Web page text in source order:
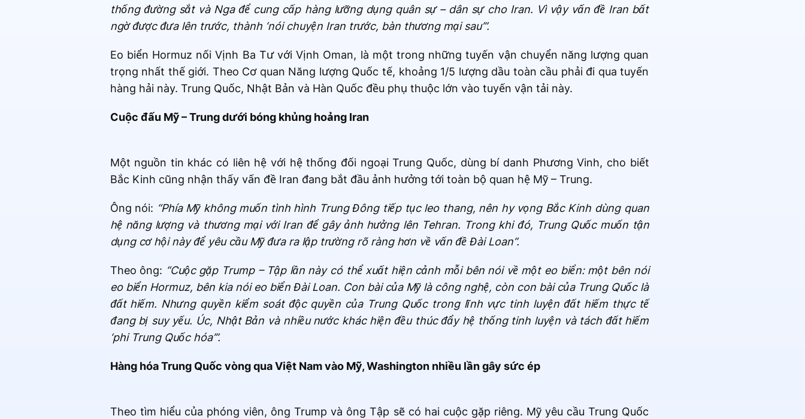
thống đường sắt và Nga để cung cấp hàng lưỡng dụng quân sự – dân sự cho Iran. Vì vậy vấn đề Iran bất
ngờ được đưa lên trước, thành ‘nói chuyện Iran trước, bàn thương mại sau’”.
Eo biển Hormuz nối Vịnh Ba Tư với Vịnh Oman, là một trong những tuyến vận chuyển năng lượng quan
trọng nhất thế giới. Theo Cơ quan Năng lượng Quốc tế, khoảng 1/5 lượng dầu toàn cầu phải đi qua tuyến
hàng hải này. Trung Quốc, Nhật Bản và Hàn Quốc đều phụ thuộc lớn vào tuyến vận tải này.
Cuộc đấu Mỹ – Trung dưới bóng khủng hoảng Iran
Một nguồn tin khác có liên hệ với hệ thống đối ngoại Trung Quốc, dùng bí danh Phương Vinh, cho biết
Bắc Kinh cũng nhận thấy vấn đề Iran đang bắt đầu ảnh hưởng tới toàn bộ quan hệ Mỹ – Trung.
Ông nói: “Phía Mỹ không muốn tình hình Trung Đông tiếp tục leo thang, nên hy vọng Bắc Kinh dùng quan
hệ năng lượng và thương mại với Iran để gây ảnh hưởng lên Tehran. Trong khi đó, Trung Quốc muốn tận
dụng cơ hội này để yêu cầu Mỹ đưa ra lập trường rõ ràng hơn về vấn đề Đài Loan”.
Theo ông: “Cuộc gặp Trump – Tập lần này có thể xuất hiện cảnh mỗi bên nói về một eo biển: một bên nói
eo biển Hormuz, bên kia nói eo biển Đài Loan. Con bài của Mỹ là công nghệ, còn con bài của Trung Quốc là
đất hiếm. Nhưng quyền kiểm soát độc quyền của Trung Quốc trong lĩnh vực tinh luyện đất hiếm thực tế
đang bị suy yếu. Úc, Nhật Bản và nhiều nước khác hiện đều thúc đẩy hệ thống tinh luyện và tách đất hiếm
‘phi Trung Quốc hóa’”.
Hàng hóa Trung Quốc vòng qua Việt Nam vào Mỹ, Washington nhiều lần gây sức ép
Theo tìm hiểu của phóng viên, ông Trump và ông Tập sẽ có hai cuộc gặp riêng. Mỹ yêu cầu Trung Quốc